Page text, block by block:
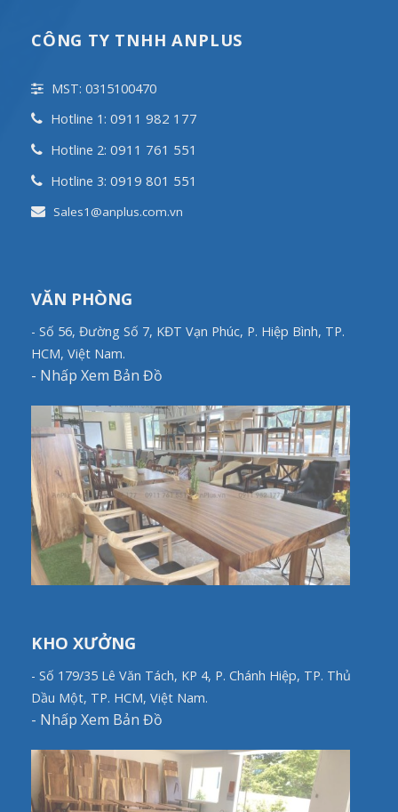
CÔNG TY TNHH ANPLUS
MST: 0315100470
Hotline 1: 0911 982 177
Hotline 2: 0911 761 551
Hotline 3: 0919 801 551
Sales1@anplus.com.vn
VĂN PHÒNG
- Số 56, Đường Số 7, KĐT Vạn Phúc, P. Hiệp Bình, TP.
HCM, Việt Nam.
- Nhấp Xem Bản Đồ
KHO XƯỞNG
- Số 179/35 Lê Văn Tách, KP 4, P. Chánh Hiệp, TP. Thủ
Dầu Một, TP. HCM, Việt Nam.
- Nhấp Xem Bản Đồ